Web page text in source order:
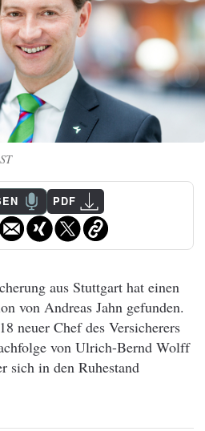
PDF
aus Stuttgart hat einen
von Andreas Jahn gefunden.
neuer Chef des Versicherers
von Ulrich-Bernd Wolff
sich in den Ruhestand